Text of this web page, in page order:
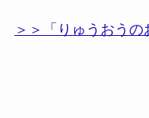
＞＞「りゅうおう